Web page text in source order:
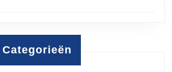
Categorieën